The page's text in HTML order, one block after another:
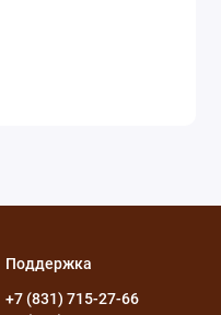
Поддержка
+7 (831) 715-27-66